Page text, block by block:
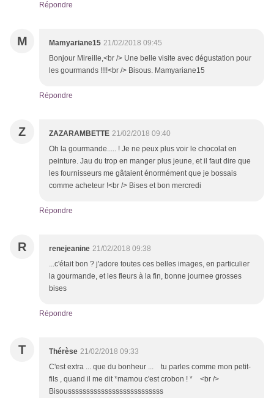
Répondre
M Mamyariane15 21/02/2018 09:45
Bonjour Mireille,<br /> Une belle visite avec dégustation pour
les gourmands !!!!<br /> Bisous. Mamyariane15
Répondre
Z ZAZARAMBETTE 21/02/2018 09:40
Oh la gourmande..... ! Je ne peux plus voir le chocolat en
peinture. Jau du trop en manger plus jeune, et il faut dire que
les fournisseurs me gâtaient énormément que je bossais
comme acheteur !<br /> Bises et bon mercredi
Répondre
R renejeanine 21/02/2018 09:38
...c'était bon ? j'adore toutes ces belles images, en particulier
la gourmande, et les fleurs à la fin, bonne journee grosses
bises
Répondre
T Thérèse 21/02/2018 09:33
C'est extra ... que du bonheur ... tu parles comme mon petit-
fils , quand il me dit *mamou c'est crobon ! * <br />
Bisoussssssssssssssssssssssssss